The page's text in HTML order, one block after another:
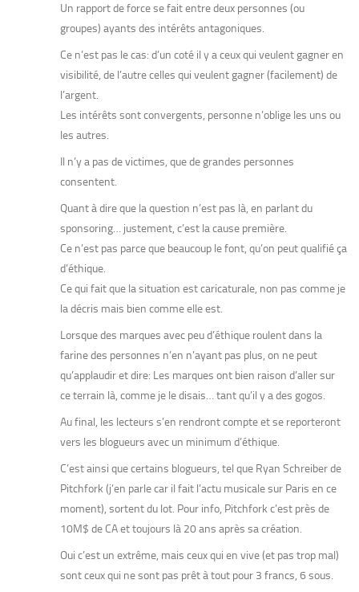
Un rapport de force se fait entre deux personnes (ou
groupes) ayants des intérêts antagoniques.
Ce n’est pas le cas: d’un coté il y a ceux qui veulent gagner en
visibilité, de l’autre celles qui veulent gagner (facilement) de
l’argent.
Les intérêts sont convergents, personne n’oblige les uns ou
les autres.
Il n’y a pas de victimes, que de grandes personnes
consentent.
Quant à dire que la question n’est pas là, en parlant du
sponsoring… justement, c’est la cause première.
Ce n’est pas parce que beaucoup le font, qu’on peut qualifié ça
d’éthique.
Ce qui fait que la situation est caricaturale, non pas comme je
la décris mais bien comme elle est.
Lorsque des marques avec peu d’éthique roulent dans la
farine des personnes n’en n’ayant pas plus, on ne peut
qu’applaudir et dire: Les marques ont bien raison d’aller sur
ce terrain là, comme je le disais… tant qu’il y a des gogos.
Au final, les lecteurs s’en rendront compte et se reporteront
vers les blogueurs avec un minimum d’éthique.
C’est ainsi que certains blogueurs, tel que Ryan Schreiber de
Pitchfork (j’en parle car il fait l’actu musicale sur Paris en ce
moment), sortent du lot. Pour info, Pitchfork c’est près de
10M$ de CA et toujours là 20 ans après sa création.
Oui c’est un extrême, mais ceux qui en vive (et pas trop mal)
sont ceux qui ne sont pas prêt à tout pour 3 francs, 6 sous.